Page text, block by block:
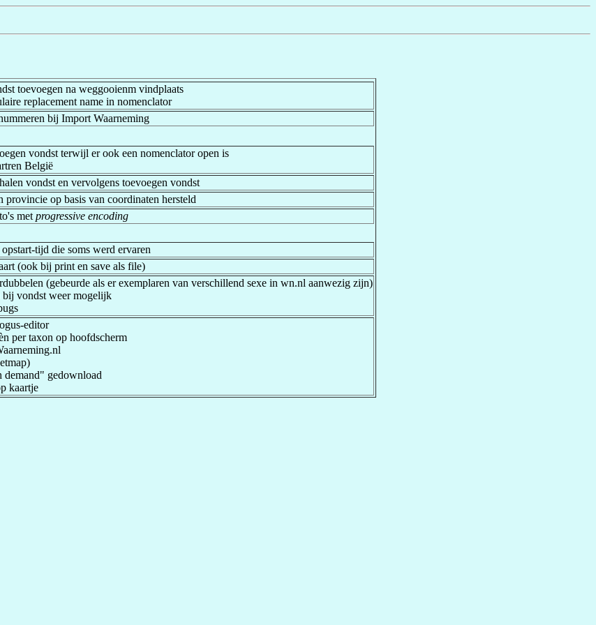
toevoegen na weggooienm vindplaats
replacement name in nomenclator
bij Import Waarneming
vondst terwijl er ook een nomenclator open is
België
vondst en vervolgens toevoegen vondst
op basis van coordinaten hersteld
met progressive encoding
tijd die soms werd ervaren
(ook bij print en save als file)
(gebeurde als er exemplaren van verschillend sexe in wn.nl aanwezig zijn)
bij vondst weer mogelijk
editor
per taxon op hoofdscherm
gedownload
kaartje